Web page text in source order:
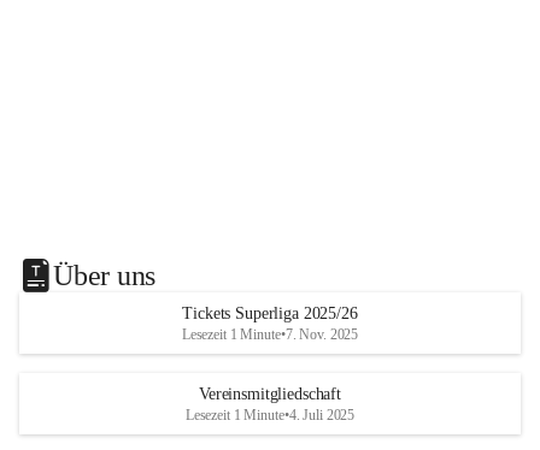
Über uns
Tickets Superliga 2025/26
Lesezeit 1 Minute•7. Nov. 2025
Vereinsmitgliedschaft
Lesezeit 1 Minute•4. Juli 2025